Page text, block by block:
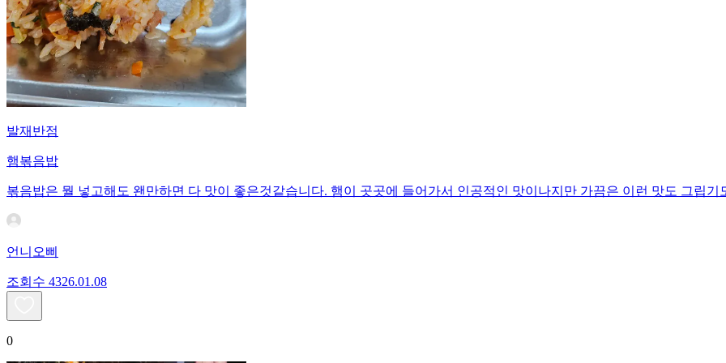
발재반점
햄볶음밥
볶음밥은 뭘 넣고해도 왠만하면 다 맛이 좋은것같습니다. 햄이 곳곳에 들어가서 인공적인 맛이나지만 가끔은 이런 맛도 그립기
언니오삐
조회수 4326.01.08
0